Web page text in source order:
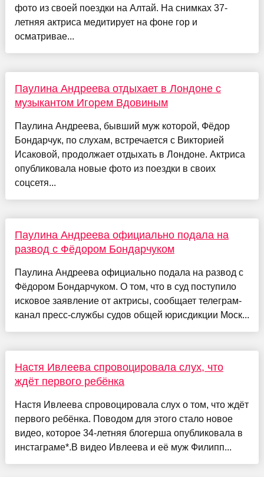
фото из своей поездки на Алтай. На снимках 37-
летняя актриса медитирует на фоне гор и
осматривае...
Паулина Андреева отдыхает в Лондоне с
музыкантом Игорем Вдовиным
Паулина Андреева, бывший муж которой, Фёдор
Бондарчук, по слухам, встречается с Викторией
Исаковой, продолжает отдыхать в Лондоне. Актриса
опубликовала новые фото из поездки в своих
соцсетя...
Паулина Андреева официально подала на
развод с Фёдором Бондарчуком
Паулина Андреева официально подала на развод с
Фёдором Бондарчуком. О том, что в суд поступило
исковое заявление от актрисы, сообщает телеграм-
канал пресс-службы судов общей юрисдикции Моск...
Настя Ивлеева спровоцировала слух, что
ждёт первого ребёнка
Настя Ивлеева спровоцировала слух о том, что ждёт
первого ребёнка. Поводом для этого стало новое
видео, которое 34-летняя блогерша опубликовала в
инстаграме*.В видео Ивлеева и её муж Филипп...